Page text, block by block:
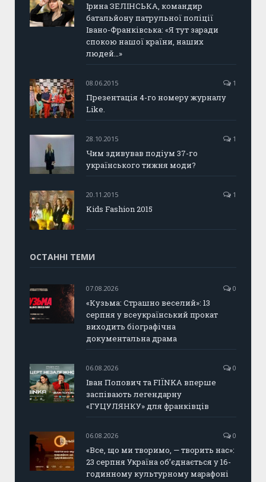
Ірина ЗЕЛІНСЬКА, командир
батальйону патрульної поліції
Івано-Франківська: «Я тут заради
спокою нашої країни, наших
людей…»
08.06.2015 1
Презентація 4-го номеру журналу
Like.
28.10.2015 1
Чим здивував подіум 37-го
українського тижня моди?
20.11.2015 1
Kids Fashion 2015
ОСТАННІ ТЕМИ
07.08.2026 0
«Кузьма: Страшно веселий»: 13
серпня у всеукраїнський прокат
виходить біографічна
документальна драма
06.08.2026 0
Іван Попович та FIÏNKA вперше
заспівають легендарну
«ГУЦУЛЯНКУ» для франківців
06.08.2026 0
«Все, що ми творимо, — творить нас»:
23 серпня Україна об’єднається у 16-
годинному культурному марафоні